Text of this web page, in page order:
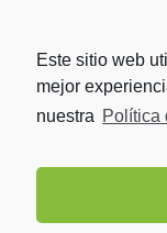
Este sitio web
mejor
nuestra Política